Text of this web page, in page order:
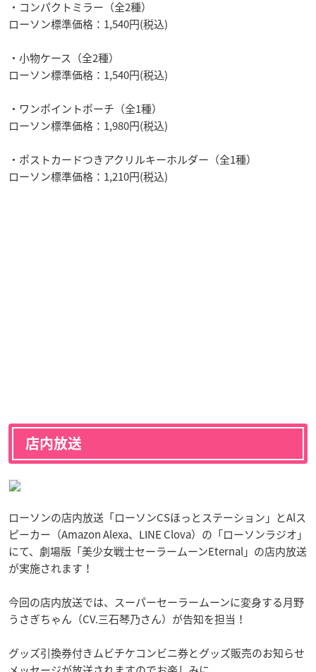
・コンパクトミラー（全2種）
ローソン標準価格：1,540円(税込)
・小物ケース（全2種）
ローソン標準価格：1,540円(税込)
・ワンポイントポーチ（全1種）
ローソン標準価格：1,980円(税込)
・ポストカードつきアクリルキーホルダー（全1種）
ローソン標準価格：1,210円(税込)
店内放送
ローソンの店内放送「ローソンCSほっとステーション」とAlス
ピーカー（Amazon Alexa、LINE Clova）の「ローソンラジオ」
にて、劇場版「美少女戦士セーラームーンEternal」の店内放送
が実施されます！
今回の店内放送では、スーパーセーラームーンに変身する月野
うさぎちゃん（CV.三石琴乃さん）が告知を担当！
グッズ引換券付きムビチケコンビニ券とグッズ販売のお知らせ